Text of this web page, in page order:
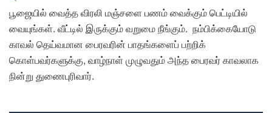
பூஜையில் வைத்த விரலி மஞ்சளை பணம் வைக்கும் பெட்டியில்
வையுங்கள். வீட்டில் இருக்கும் வறுமை நீங்கும். நம்பிக்கையோடு
காவல் தெய்வமான பைரவரின் பாதங்களைப் பற்றிக்
கொள்பவர்களுக்கு, வாழ்நாள் முழுவதும் அந்த பைரவர் காவலாக
நின்று துணைபுரிவார்.